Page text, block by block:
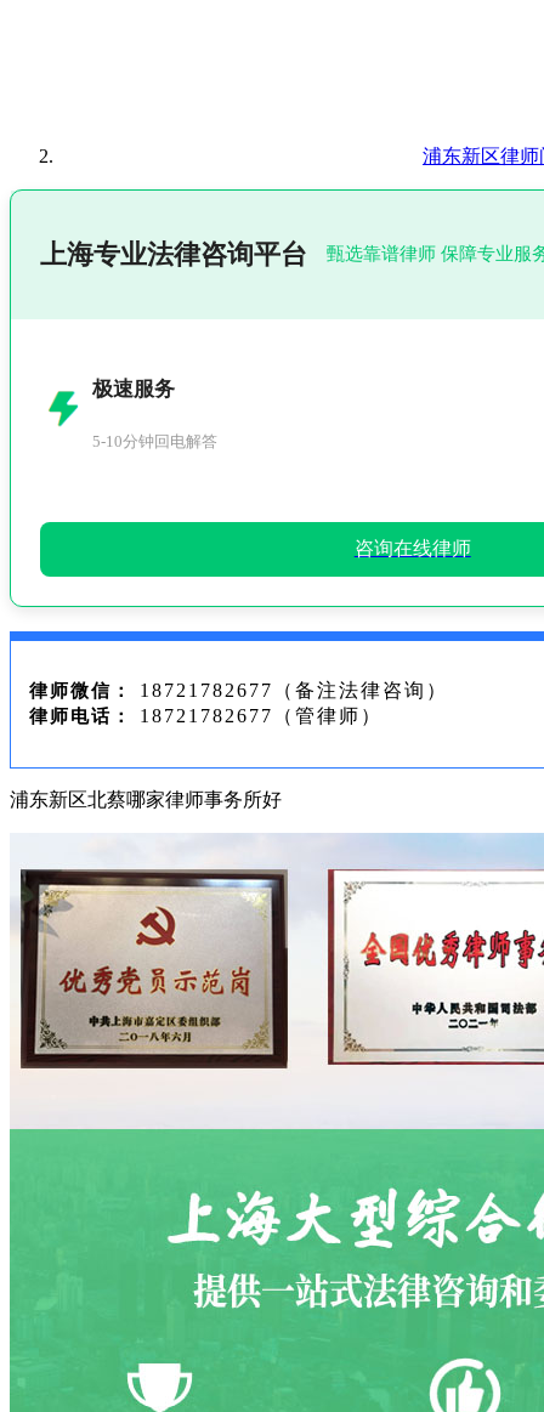
浦东新区律师
上海专业法律咨询平台 甄选靠谱律师 保障专业服
极速服务
5-10分钟回电解答
咨询在线律师
律师微信： 18721782677（备注法律咨询）
律师电话： 18721782677（管律师）
浦东新区北蔡哪家律师事务所好